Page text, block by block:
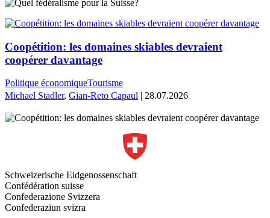
Coopétition: les domaines skiables devraient
coopérer davantage
Politique économiqueTourisme
Michael Stadler, Gian-Reto Capaul | 28.07.2026
Schweizerische Eidgenossenschaft
Confédération suisse
Confederazione Svizzera
Confederaziun svizra